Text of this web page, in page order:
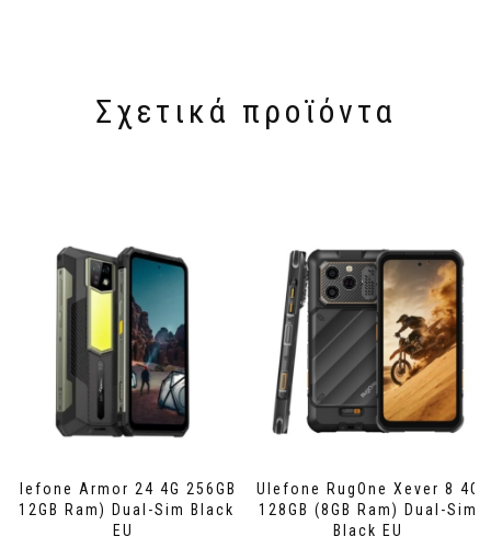
Σχετικά προϊόντα
Ulefone Armor 24 4G 256GB
(12GB Ram) Dual-Sim Black
EU
Ulefone RugOne Xever 8 4G
128GB (8GB Ram) Dual-Sim
Black EU